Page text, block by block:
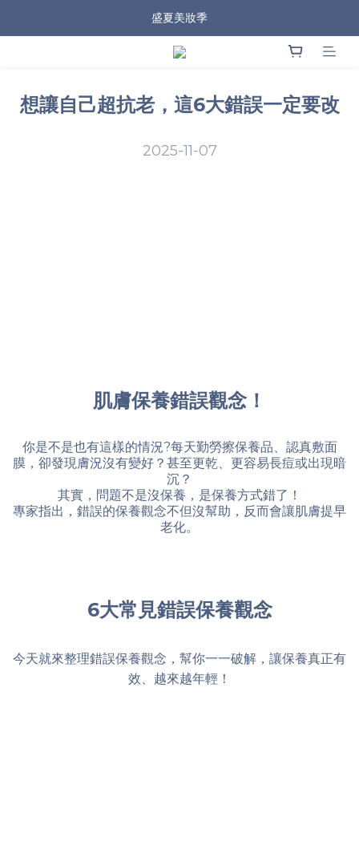
盛夏美妝季
想讓自己超抗老，這6大錯誤一定要改
2025-11-07
肌膚保養錯誤觀念！
你是不是也有這樣的情況?每天勤勞擦保養品、認真敷面
膜，卻發現膚況沒有變好？甚至更乾、更容易長痘或出現暗
沉？
其實，問題不是沒保養，是保養方式錯了！
專家指出，錯誤的保養觀念不但沒幫助，反而會讓肌膚提早
老化。
6大常見錯誤保養觀念
今天就來整理錯誤保養觀念，幫你一一破解，讓保養真正有
效、越來越年輕！